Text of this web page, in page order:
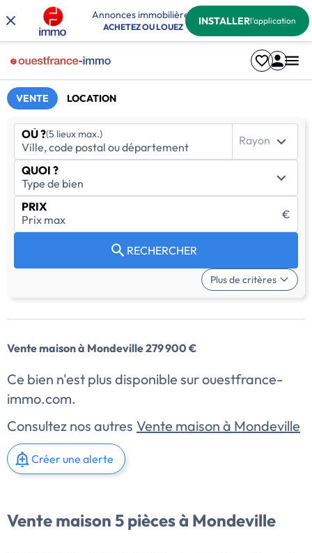
Annonces immobilières
ACHETEZ OU LOUEZ INSTALLERl'application
VENTE LOCATION
OÙ ?(5 lieux max.) Rayon
QUOI ?
PRIX
€
RECHERCHER
Plus de critères
Vente maison à Mondeville 279 900 €
Ce bien n'est plus disponible sur ouestfrance-
immo.com.
Consultez nos autres Vente maison à Mondeville
Créer une alerte
Vente maison 5 pièces à Mondeville